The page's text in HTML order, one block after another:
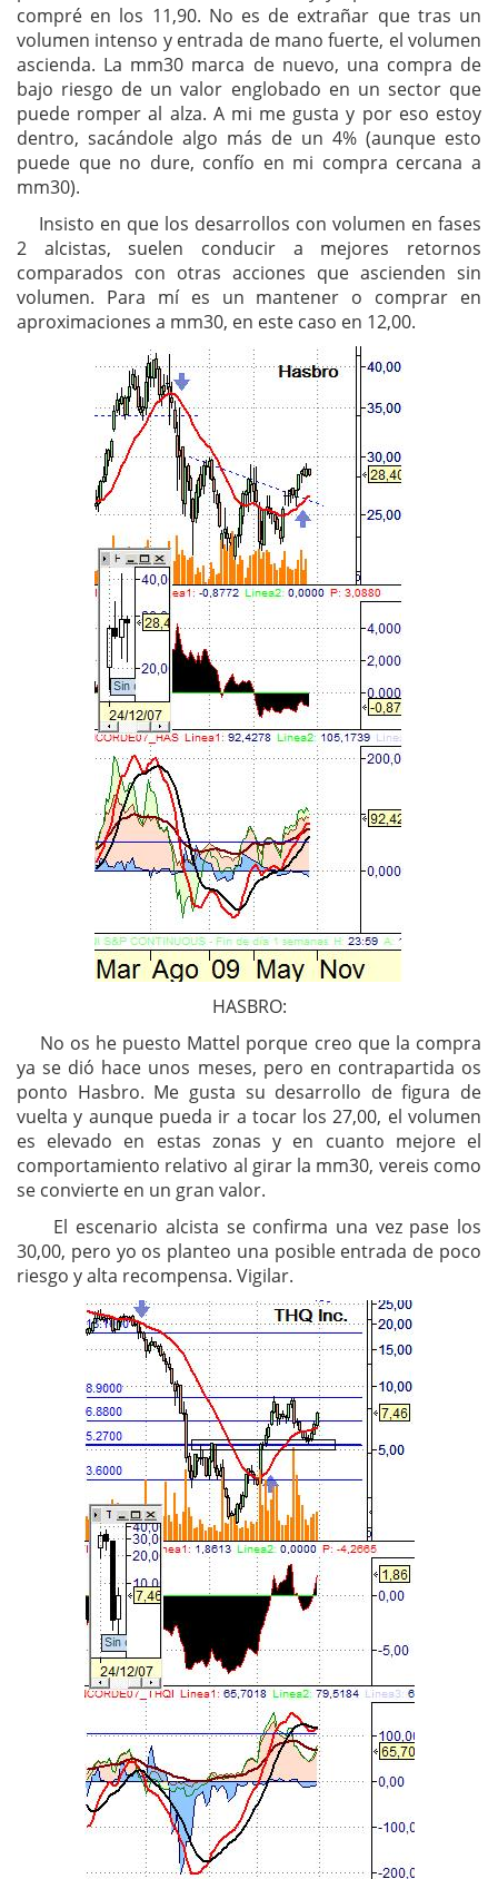
compré en los 11,90. No es de extrañar que tras un
volumen intenso y entrada de mano fuerte, el volumen
ascienda. La mm30 marca de nuevo, una compra de
bajo riesgo de un valor englobado en un sector que
puede romper al alza. A mi me gusta y por eso estoy
dentro, sacándole algo más de un 4% (aunque esto
puede que no dure, confío en mi compra cercana a
mm30).
Insisto en que los desarrollos con volumen en fases
2 alcistas, suelen conducir a mejores retornos
comparados con otras acciones que ascienden sin
volumen. Para mí es un mantener o comprar en
aproximaciones a mm30, en este caso en 12,00.
HASBRO:
No os he puesto Mattel porque creo que la compra
ya se dió hace unos meses, pero en contrapartida os
ponto Hasbro. Me gusta su desarrollo de figura de
vuelta y aunque pueda ir a tocar los 27,00, el volumen
es elevado en estas zonas y en cuanto mejore el
comportamiento relativo al girar la mm30, vereis como
se convierte en un gran valor.
El escenario alcista se confirma una vez pase los
30,00, pero yo os planteo una posible entrada de poco
riesgo y alta recompensa. Vigilar.